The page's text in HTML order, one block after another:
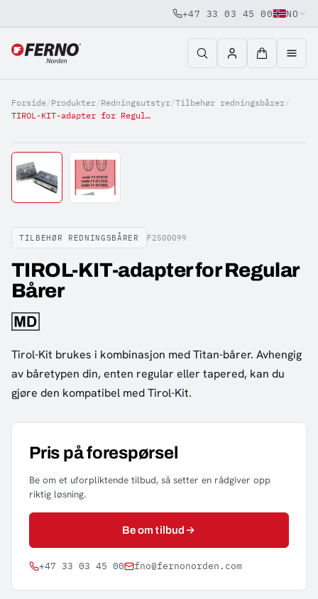
Jump to content
+47 33 03 45 00 NO
Forside/Produkter/Redningsutstyr/Tilbehør redningsbårer/
TIROL-KIT-adapter for Regular Bårer
TILBEHØR REDNINGSBÅRER F2500099
TIROL-KIT-adapter for Regular
Bårer
Tirol-Kit brukes i kombinasjon med Titan-bårer. Avhengig
av båretypen din, enten regular eller tapered, kan du
gjøre den kompatibel med Tirol-Kit.
Pris på forespørsel
Be om et uforpliktende tilbud, så setter en rådgiver opp
riktig løsning.
Be om tilbud
+47 33 03 45 00 fno@fernonorden.com